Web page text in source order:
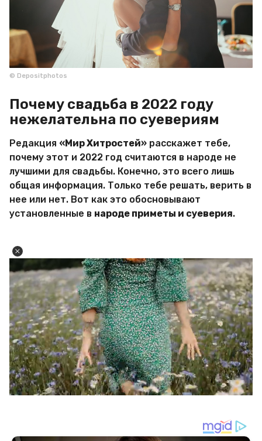
© Depositphotos
Почему свадьба в 2022 году
нежелательна по суевериям
Редакция «Мир Хитростей» расскажет тебе,
почему этот и 2022 год считаются в народе не
лучшими для свадьбы. Конечно, это всего лишь
общая информация. Только тебе решать, верить в
нее или нет. Вот как это обосновывают
установленные в народе приметы и суеверия.